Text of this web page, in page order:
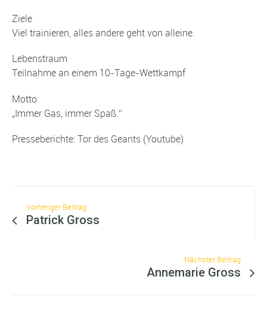
Ziele
Viel trainieren, alles andere geht von alleine.
Lebenstraum
Teilnahme an einem 10-Tage-Wettkampf
Motto
„Immer Gas, immer Spaß.“
Presseberichte: Tor des Geants (Youtube)
Vorheriger Beitrag
Patrick Gross
Nächster Beitrag
Annemarie Gross